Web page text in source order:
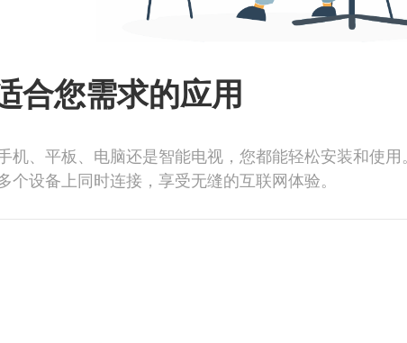
合您需求的应用
、平板、电脑还是智能电视，您都能轻松安装和使用。
个设备上同时连接，享受无缝的互联网体验。